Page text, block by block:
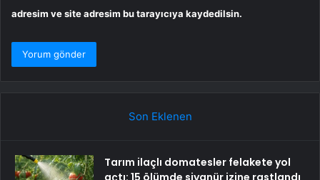
adresim ve site adresim bu tarayıcıya kaydedilsin.
Son Eklenen
Tarım ilaçlı domatesler felakete yol
açtı: 15 ölümde siyanür izine rastlandı